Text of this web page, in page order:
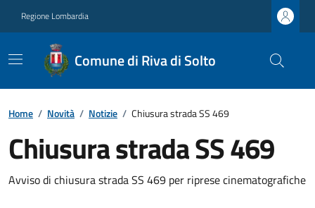
Regione Lombardia
Comune di Riva di Solto
Home / Novità / Notizie / Chiusura strada SS 469
Chiusura strada SS 469
Avviso di chiusura strada SS 469 per riprese cinematografiche